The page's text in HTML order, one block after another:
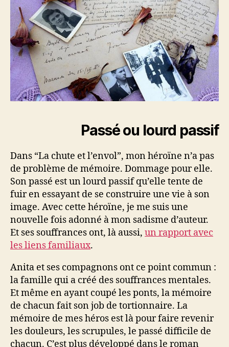
Passé ou lourd passif
Dans “La chute et l’envol”, mon héroïne n’a pas
de problème de mémoire. Dommage pour elle.
Son passé est un lourd passif qu’elle tente de
fuir en essayant de se construire une vie à son
image. Avec cette héroïne, je me suis une
nouvelle fois adonné à mon sadisme d’auteur.
Et ses souffrances ont, là aussi, un rapport avec
les liens familiaux.
Anita et ses compagnons ont ce point commun :
la famille qui a créé des souffrances mentales.
Et même en ayant coupé les ponts, la mémoire
de chacun fait son job de tortionnaire. La
mémoire de mes héros est là pour faire revenir
les douleurs, les scrupules, le passé difficile de
chacun. C’est plus développé dans le roman